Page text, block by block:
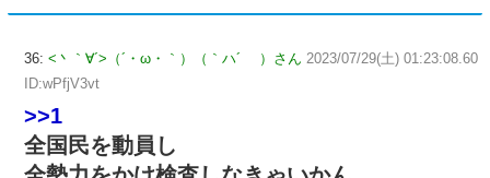
36: <丶｀∀´>（´・ω・｀）（｀ハ´ ）さん 2023/07/29(土) 01:23:08.60
ID:wPfjV3vt
>>1
全国民を動員し